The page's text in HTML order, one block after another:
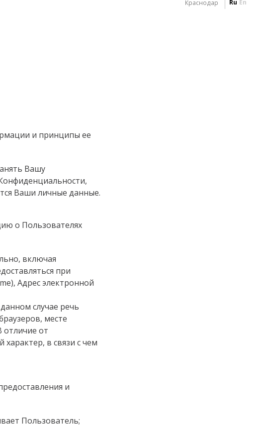
Краснодар Ru En
и принципы ее
Вашу
Ваши личные данные.
о Пользователях
включая
при
Адрес электронной
случае речь
месте
отличие от
в связи с чем
и
Пользователь;